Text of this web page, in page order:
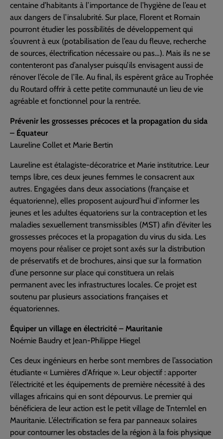
centaine d’habitants à l’importance de l’hygiène de l’eau et
aux dangers de l’insalubrité. Sur place, Florent et Romain
pourront étudier les possibilités de développement qui
s’ouvrent à eux (potabilisation de l’eau du fleuve, recherche
de sources, électrification nécessaire ou pas…). Mais ils ne se
contenteront pas d’analyser puisqu’ils envisagent aussi de
rénover l’école de l’île. Au final, ils espèrent grâce au Trophée
du Routard offrir à cette petite communauté un lieu de vie
agréable et fonctionnel pour la rentrée.
Prévenir les grossesses précoces et la propagation du sida
– Équateur
Laureline Collet et Marie Bertin
Laureline est étalagiste-décoratrice et Marie institutrice. Leur
temps libre, ces deux jeunes femmes le consacrent aux
autres. Engagées dans deux associations (française et
équatorienne), elles proposent aujourd’hui d’informer les
jeunes et les adultes équatoriens sur la contraception et les
maladies sexuellement transmissibles (MST) afin d’éviter les
grossesses précoces et la propagation du virus du sida. Les
moyens pour réaliser ce projet sont axés sur la distribution
de préservatifs et de brochures, ainsi que sur la formation
d’une personne sur place qui constituera un relais
permanent avec les infrastructures locales. Ce projet est
soutenu par plusieurs associations françaises et
équatoriennes.
Équiper un village en électricité – Mauritanie
Noémie Baudry et Jean-Philippe Hiegel
Ces deux ingénieurs en herbe sont membres de l’association
étudiante « Lumières d’Afrique ». Leur objectif : apporter
l’électricité et les équipements de première nécessité à des
villages africains qui en sont dépourvus. Le premier qui
bénéficiera de leur action est le petit village de Tntemlel en
Mauritanie. L’électrification se fera par panneaux solaires
pour contourner les obstacles de la région à la fois physique